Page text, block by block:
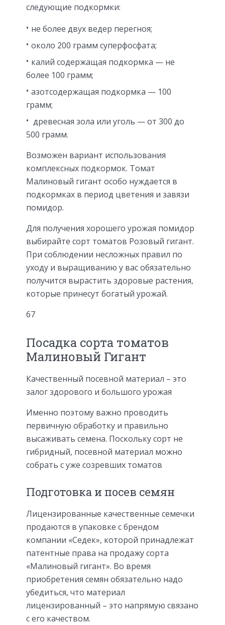
следующие подкормки:
не более двух ведер перегноя;
около 200 грамм суперфосфата;
калий содержащая подкормка — не
более 100 грамм;
азотсодержащая подкормка — 100
грамм;
древесная зола или уголь — от 300 до
500 грамм.
Возможен вариант использования
комплексных подкормок. Томат
Малиновый гигант особо нуждается в
подкормках в период цветения и завязи
помидор.
Для получения хорошего урожая помидор
выбирайте сорт томатов Розовый гигант.
При соблюдении несложных правил по
уходу и выращиванию у вас обязательно
получится вырастить здоровые растения,
которые принесут богатый урожай.
67
Посадка сорта томатов
Малиновый Гигант
Качественный посевной материал – это
залог здорового и большого урожая
Именно поэтому важно проводить
первичную обработку и правильно
высаживать семена. Поскольку сорт не
гибридный, посевной материал можно
собрать с уже созревших томатов
Подготовка и посев семян
Лицензированные качественные семечки
продаются в упаковке с брендом
компании «Седек», которой принадлежат
патентные права на продажу сорта
«Малиновый гигант». Во время
приобретения семян обязательно надо
убедиться, что материал
лицензированный – это напрямую связано
с его качеством.